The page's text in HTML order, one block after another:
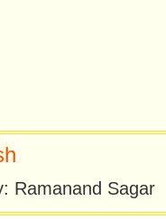
Ramanand Sagar